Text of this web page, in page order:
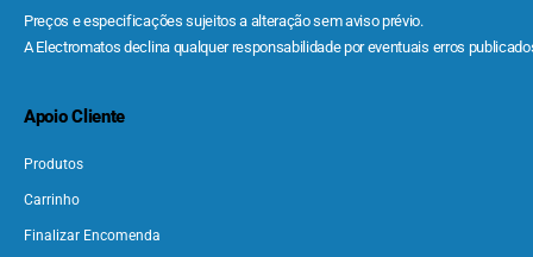
Preços e especificações sujeitos a alteração sem aviso prévio.
A Electromatos declina qualquer responsabilidade por eventuais erros
Apoio Cliente
Produtos
Carrinho
Finalizar Encomenda